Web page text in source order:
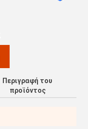
Περιγραφή του
προϊόντος